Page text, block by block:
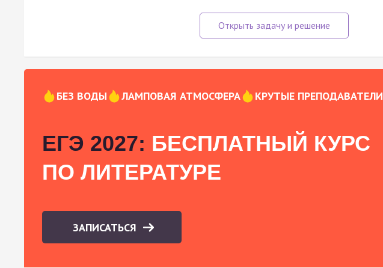
БЕЗ ВОДЫ ЛАМПОВАЯ АТМОСФЕРА КРУТЫЕ ПРЕПОДАВАТЕЛИ
ЕГЭ 2027: БЕСПЛАТНЫЙ КУРС
ПО ЛИТЕРАТУРЕ
ЗАПИСАТЬСЯ